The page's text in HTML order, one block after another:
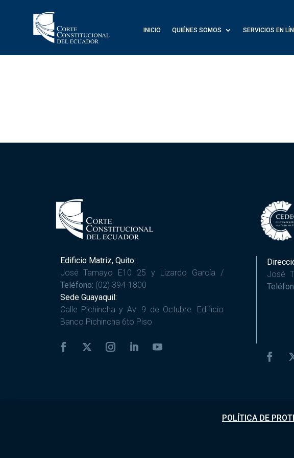
INICIO QUIÉNES SOMOS SERVICIOS EN
Edificio Matriz, Quito:
José Tamayo E10 25 y Lizardo García /
Teléfono: (02) 394-1800
Sede Guayaquil:
Calle Pichincha y Av. 9 de Octubre. Edificio
Banco Pichincha 6to Piso
José
POLÍTICA DE